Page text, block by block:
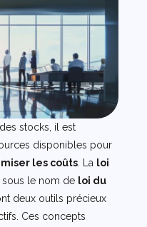
stocks, il est
disponibles pour
les coûts . La loi
sous le nom de loi du
deux outils précieux
Ces concepts